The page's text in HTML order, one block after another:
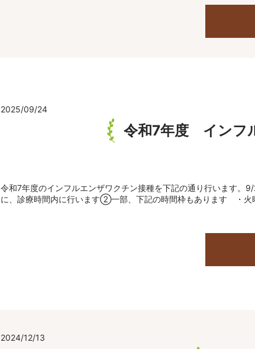
2025/09/24
令和7年度 インフ
令和7年度のインフルエンザワクチン接種を下記の通り行います
に、診療時間内に行います②一部、下記の時間枠もあります ・
2024/12/13